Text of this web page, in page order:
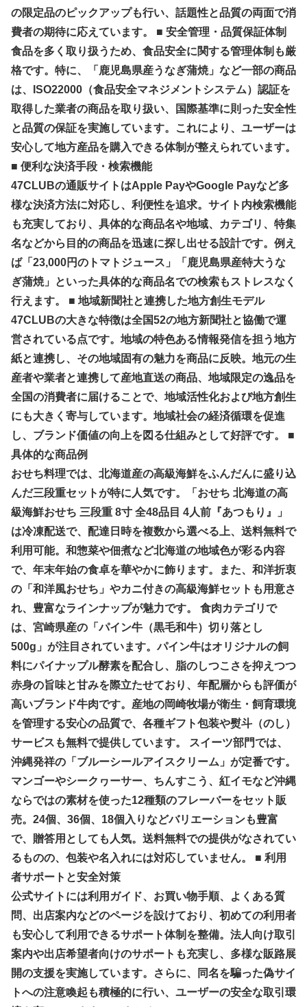
の限定品のピックアップも行い、話題性と品質の両面で消
費者の期待に応えています。 ■ 安全管理・品質保証体制
食品を多く取り扱うため、食品安全に関する管理体制も厳
格です。特に、「鹿児島県産うなぎ蒲焼」など一部の商品
は、ISO22000（食品安全マネジメントシステム）認証を
取得した業者の商品を取り扱い、国際基準に則った安全性
と品質の保証を実施しています。これにより、ユーザーは
安心して地方産品を購入できる体制が整えられています。
■ 便利な決済手段・検索機能
47CLUBの通販サイトはApple PayやGoogle Payなど多
様な決済方法に対応し、利便性を追求。サイト内検索機能
も充実しており、具体的な商品名や地域、カテゴリ、特集
名などから目的の商品を迅速に探し出せる設計です。例え
ば「23,000円のトマトジュース」「鹿児島県産特大うな
ぎ蒲焼」といった具体的な商品名での検索もストレスなく
行えます。 ■ 地域新聞社と連携した地方創生モデル
47CLUBの大きな特徴は全国52の地方新聞社と協働で運
営されている点です。地域の特色ある情報発信を担う地方
紙と連携し、その地域固有の魅力を商品に反映。地元の生
産者や業者と連携して産地直送の商品、地域限定の逸品を
全国の消費者に届けることで、地域活性化および地方創生
にも大きく寄与しています。地域社会の経済循環を促進
し、ブランド価値の向上を図る仕組みとして好評です。 ■
具体的な商品例
おせち料理では、北海道産の高級海鮮をふんだんに盛り込
んだ三段重セットが特に人気です。「おせち 北海道の高
級海鮮おせち 三段重 8寸 全48品目 4人前『あつもり』」
は冷凍配送で、配達日時を複数から選べる上、送料無料で
利用可能。和惣菜や佃煮など北海道の地域色が彩る内容
で、年末年始の食卓を華やかに飾ります。また、和洋折衷
の「和洋風おせち」やカニ付きの高級海鮮セットも用意さ
れ、豊富なラインナップが魅力です。 食肉カテゴリで
は、宮崎県産の「パイン牛（黒毛和牛）切り落とし
500g」が注目されています。パイン牛はオリジナルの飼
料にパイナップル酵素を配合し、脂のしつこさを抑えつつ
赤身の旨味と甘みを際立たせており、年配層からも評価が
高いブランド牛肉です。産地の岡崎牧場が衛生・飼育環境
を管理する安心の品質で、各種ギフト包装や熨斗（のし）
サービスも無料で提供しています。 スイーツ部門では、
沖縄発祥の「ブルーシールアイスクリーム」が定番です。
マンゴーやシークヮーサー、ちんすこう、紅イモなど沖縄
ならではの素材を使った12種類のフレーバーをセット販
売。24個、36個、18個入りなどバリエーションも豊富
で、贈答用としても人気。送料無料での提供がなされてい
るものの、包装や名入れには対応していません。 ■ 利用
者サポートと安全対策
公式サイトには利用ガイド、お買い物手順、よくある質
問、出店案内などのページを設けており、初めての利用者
も安心して利用できるサポート体制を整備。法人向け取引
案内や出店希望者向けのサポートも充実し、多様な販路展
開の支援を実施しています。さらに、同名を騙った偽サイ
トへの注意喚起も積極的に行い、ユーザーの安全な取引環